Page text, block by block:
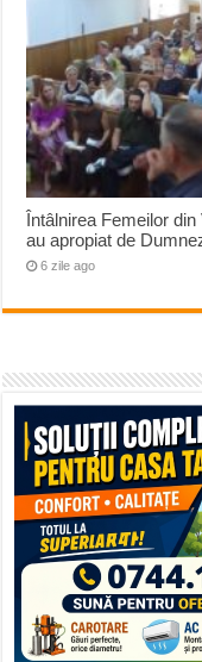
Întâlnirea Femeilor
au apropiat de
6 zile ago